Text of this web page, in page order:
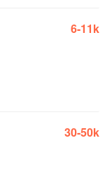
6-11k
30-50k